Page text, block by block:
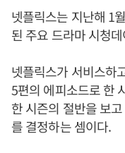
넷플릭스는 지난해 1
된 주요 드라마 시청
넷플릭스가 서비스하
5편의 에피소드로 한
한 시즌의 절반을 보
를 결정하는 셈이다.